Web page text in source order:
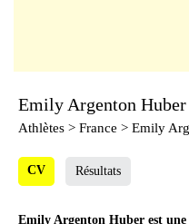
Emily Argenton Huber
Athlètes > France > Emily
CV Résultats
Emily Argenton Huber est une